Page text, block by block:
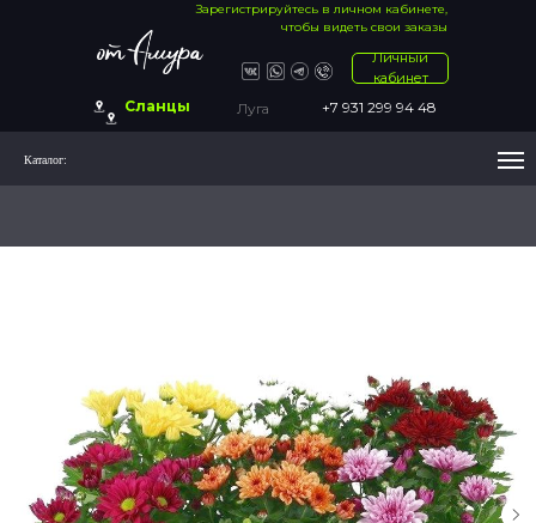
+7 931 299 94 48
Луга
Сланцы
Личный
кабинет
Зарегистрируйтесь в личном кабинете,
чтобы видеть свои заказы
Каталог: